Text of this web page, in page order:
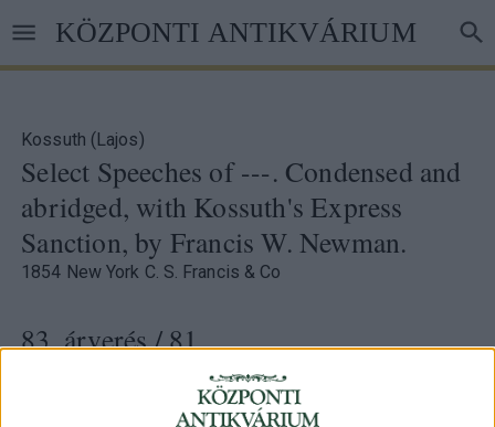
tartalomra
KÖZPONTI ANTIKVÁRIUM
Kossuth (Lajos)
Select Speeches of ---. Condensed and
abridged, with Kossuth's Express
Sanction, by Francis W. Newman.
1854 New York C. S. Francis & Co
83. árverés/ 81.
10 000 Ft
19 000 Ft